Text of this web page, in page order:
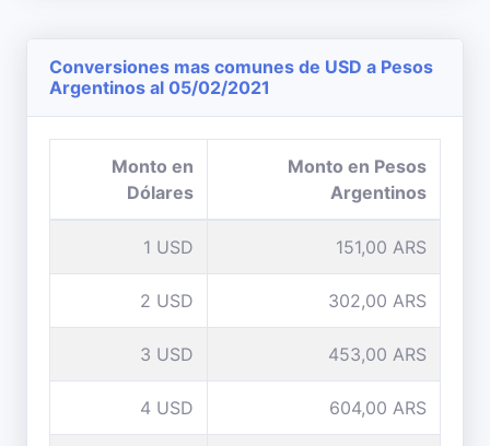
Conversiones mas comunes de USD a Pesos
Argentinos al 05/02/2021
Monto en
Dólares
Monto en Pesos
Argentinos
1 USD 151,00 ARS
2 USD 302,00 ARS
3 USD 453,00 ARS
4 USD 604,00 ARS